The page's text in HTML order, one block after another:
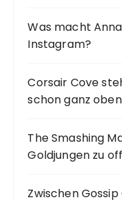
Was macht
Instagram?
Corsair Cove
schon ganz oben
The Smashing
Goldjungen zu
Zwischen